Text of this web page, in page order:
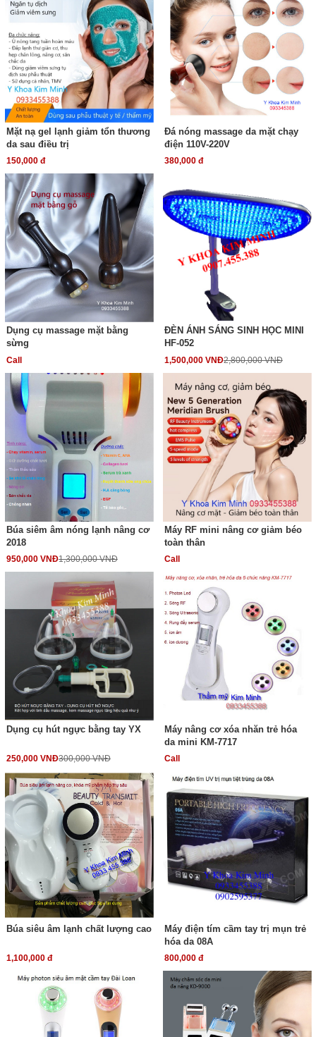
Mặt nạ gel lạnh giảm tổn thương
da sau điều trị
150,000 đ
Đá nóng massage da mặt chạy
điện 110V-220V
380,000 đ
Dụng cụ massage mặt bằng
sừng
Call
ĐÈN ÁNH SÁNG SINH HỌC MINI
HF-052
1,500,000 VNĐ2,800,000 VNĐ
Búa siêm âm nóng lạnh nâng cơ
2018
950,000 VNĐ1,300,000 VNĐ
Máy RF mini nâng cơ giảm béo
toàn thân
Call
Dụng cụ hút ngực bằng tay YX
250,000 VNĐ300,000 VNĐ
Máy nâng cơ xóa nhăn trẻ hóa
da mini KM-7717
Call
Búa siêu âm lạnh chất lượng cao
1,100,000 đ
Máy điện tím cầm tay trị mụn trẻ
hóa da 08A
800,000 đ